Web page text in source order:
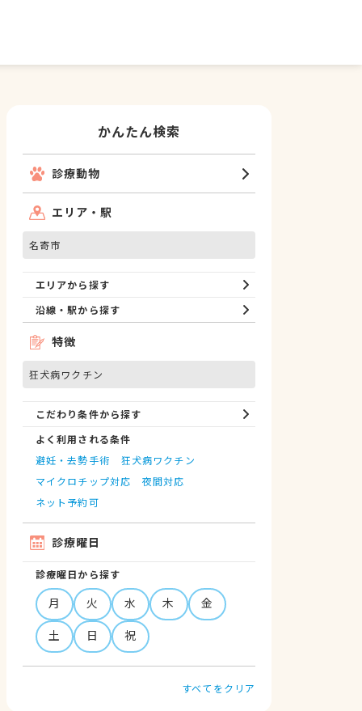
かんたん検索
診療動物
エリア・駅
名寄市
エリアから探す
沿線・駅から探す
特徴
狂犬病ワクチン
こだわり条件から探す
よく利用される条件
避妊・去勢手術
狂犬病ワクチン
マイクロチップ対応
夜間対応
ネット予約可
診療曜日
診療曜日から探す
月 火 水 木
金
土
日 祝
すべてをクリア